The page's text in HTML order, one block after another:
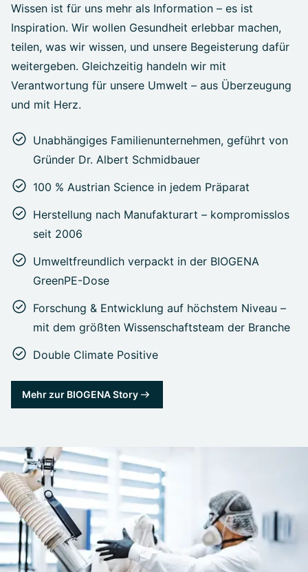
Wissen ist für uns mehr als Information – es ist
Inspiration. Wir wollen Gesundheit erlebbar machen,
teilen, was wir wissen, und unsere Begeisterung dafür
weitergeben. Gleichzeitig handeln wir mit
Verantwortung für unsere Umwelt – aus Überzeugung
und mit Herz.
Unabhängiges Familienunternehmen, geführt von
Gründer Dr. Albert Schmidbauer
100 % Austrian Science in jedem Präparat
Herstellung nach Manufakturart – kompromisslos
seit 2006
Umweltfreundlich verpackt in der BIOGENA
GreenPE-Dose
Forschung & Entwicklung auf höchstem Niveau –
mit dem größten Wissenschaftsteam der Branche
Double Climate Positive
Mehr zur BIOGENA Story